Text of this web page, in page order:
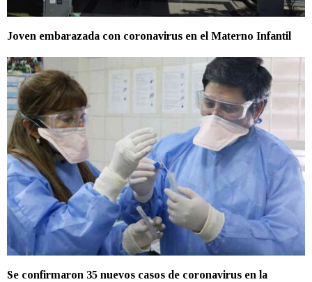
Joven embarazada con coronavirus en el Materno Infantil
Se confirmaron 35 nuevos casos de coronavirus en la